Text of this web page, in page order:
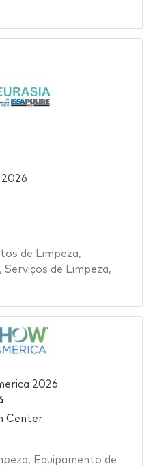
2026
de Limpeza,
, Serviços de Limpeza,
2026
Center
, Equipamento de